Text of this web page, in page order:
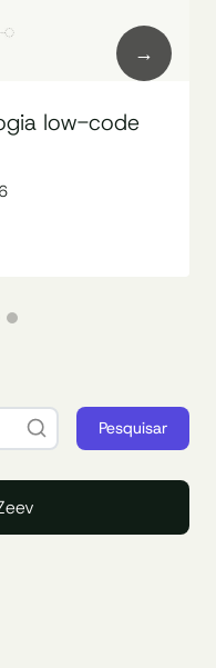
low-code
Pesquisar